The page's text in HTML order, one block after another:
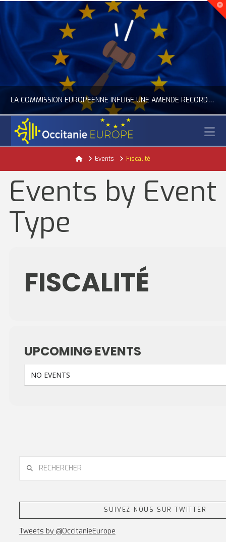
LA COMMISSION EUROPÉENNE INFLIGE UNE AMENDE RECORD À GOOGLE
ACTUALITÉ DE L'UNION EUROPÉENNE, ACTUALITÉ DE LA REPRÉSENTATION D’OCCITANIE EUROPE, NUMÉRIQUE- DIGITAL
JUILLET 24, 2026
HomeEvents Fiscalité
Events by Event
Type
FISCALITÉ
UPCOMING EVENTS
NO EVENTS
SUIVEZ-NOUS SUR TWITTER
Tweets by @OccitanieEurope